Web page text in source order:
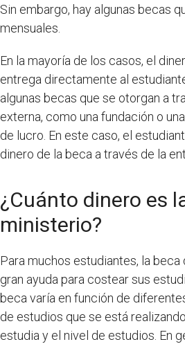
Sin embargo, hay algunas becas
mensuales.
En la mayoría de los casos, el
entrega directamente al
algunas becas que se otorgan a
externa, como una fundación o
de lucro. En este caso, el
dinero de la beca a través de la
¿Cuánto dinero es
ministerio?
Para muchos estudiantes, la beca
gran ayuda para costear sus
beca varía en función de
de estudios que se está
estudia y el nivel de estudios. En